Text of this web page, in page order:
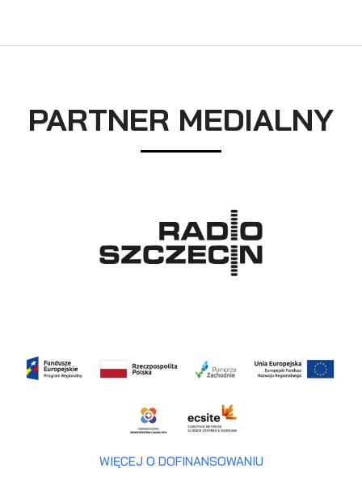
PARTNER MEDIALNY
WIĘCEJ O DOFINANSOWANIU